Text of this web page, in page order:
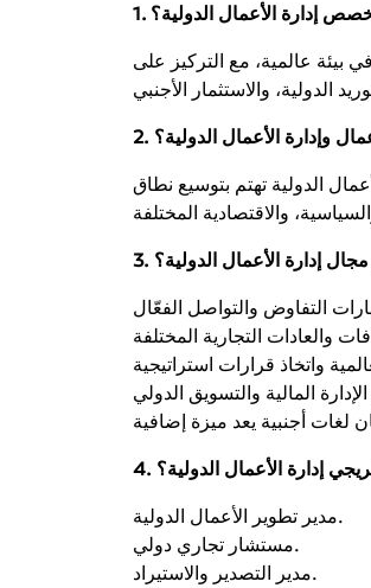
تخصص إدارة الأعمال الدولية؟
بيئة عالمية، مع التركيز على
وإدارة الأعمال الدولية؟
الدولية تهتم بتوسيع نطاق
إدارة الأعمال الدولية؟
إدارة الأعمال الدولية؟
مدير تطوير الأعمال الدولية.
مستشار تجاري دولي.
مدير التصدير والاستيراد.